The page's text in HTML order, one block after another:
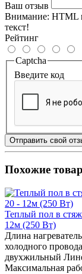
Ваш отзыв
Внимание: HTML
текст!
Рейтинг
Captcha
Введите код
Отправить свой
Похожие
Теплый пол в
12м (250 Вт)
Длина
холодного
двухжильный
Максимальная